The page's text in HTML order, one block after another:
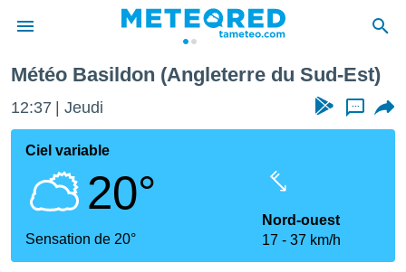
de
Météo Basildon (Angleterre du Sud-Est)
12:37 Jeudi ...
Ciel variable
20°
Sensation de 20°
Nord-ouest
17
37 km/h